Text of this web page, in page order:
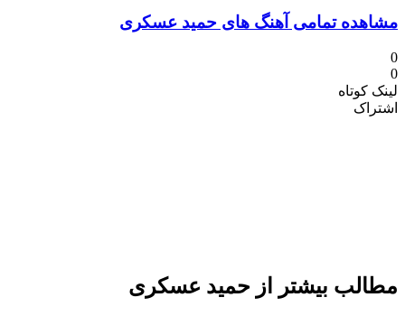
مشاهده تمامی آهنگ های حمید عسکری
0
0
لینک کوتاه
اشتراک
مطالب بیشتر از حمید عسکری